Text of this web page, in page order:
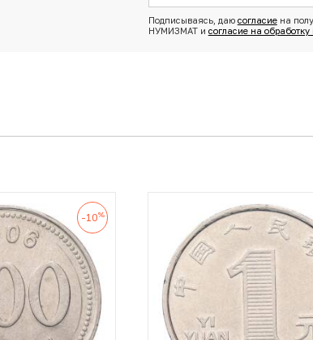
Подписываясь, даю согласиена
НУМИЗМАТ и согласие на
-10%